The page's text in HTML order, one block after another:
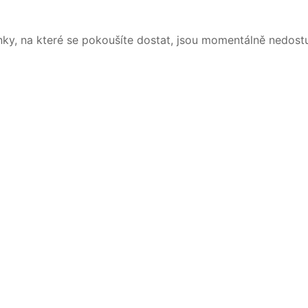
na které se pokoušíte dostat, jsou momentálně